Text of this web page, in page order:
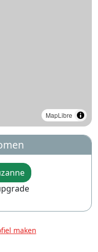
MapLibre
maken